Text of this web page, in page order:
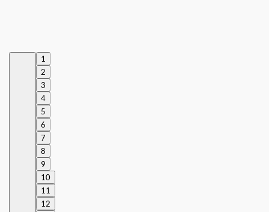
1
2
3
4
5
6
7
8
9
10
11
12